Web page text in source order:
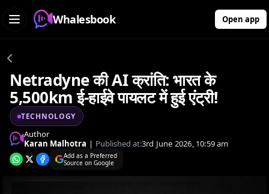
Whalesbook Open app
Netradyne की AI क्रांति: भारत के
5,500km ई-हाईवे पायलट में हुई एंट्री!
TECHNOLOGY
Author
Karan Malhotra | Published at:3rd June 2026, 10:59 am
Add as a Preferred
Source on Google